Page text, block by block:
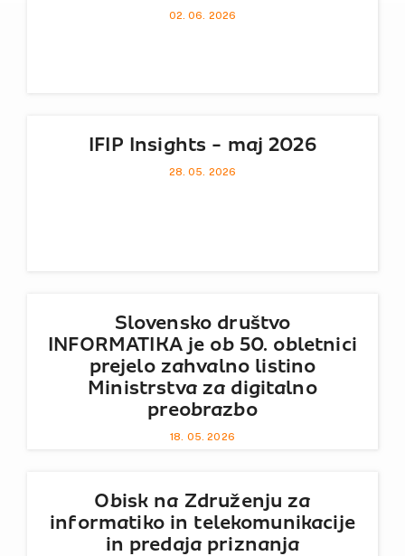
02. 06. 2026
IFIP Insights - maj 2026
28. 05. 2026
Slovensko društvo
INFORMATIKA je ob 50. obletnici
prejelo zahvalno listino
Ministrstva za digitalno
preobrazbo
18. 05. 2026
Obisk na Združenju za
informatiko in telekomunikacije
in predaja priznanja